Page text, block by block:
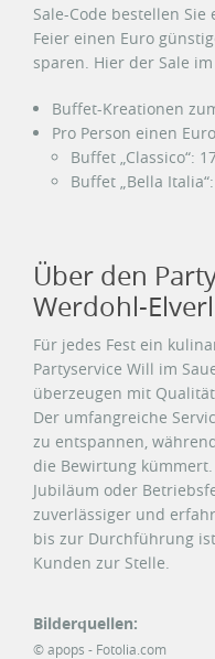
Sale-Code bestellen
Feier einen Euro
sparen. Hier der Sale
Buffet-Kreationen
Pro Person einen
Buffet „Classico“:
Buffet „Bella
Über den
Werdohl-
Für jedes Fest ein
Partyservice Will im
überzeugen mit
Der umfangreiche
zu entspannen,
die Bewirtung
Jubiläum oder
zuverlässiger und
bis zur Durchführung
Kunden zur Stelle.
Bilderquellen:
© apops - Fotolia.com